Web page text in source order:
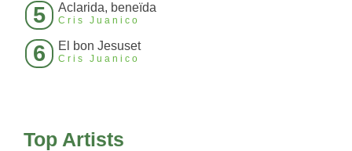
5 Aclarida, beneïda
Cris Juanico
6 El bon Jesuset
Cris Juanico
Top Artists